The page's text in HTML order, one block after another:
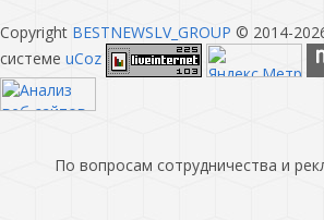
Copyright BESTNEWSLV_GROUP © 2014-
системе uCoz
По вопросам сотрудничества и